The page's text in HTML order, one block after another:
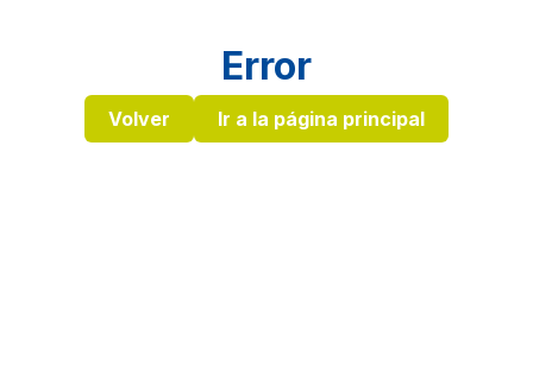
Error
Volver Ir a la página principal